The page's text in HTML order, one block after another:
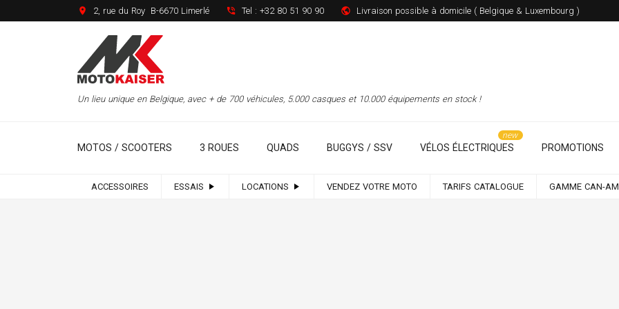
2, rue du Roy B-6670 Limerlé Tel : +32 80 51 90 90 Livraison possible à domicile ( Belgique & Luxembourg )
Un lieu unique en Belgique, avec + de 700 véhicules, 5.000 casques et 10.000 équipements en stock !
MOTOS / SCOOTERS 3 ROUES QUADS BUGGYS / SSV VÉLOS ÉLECTRIQUES PROMOTIONS
ACCESSOIRES ESSAIS LOCATIONS VENDEZ VOTRE MOTO TARIFS CATALOGUE GAMME CAN-AM